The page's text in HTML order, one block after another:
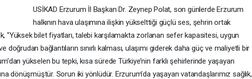
USİKAD Erzurum İl Başkan Dr. Zeynep Polat, son günlerde Erzurum
halkının hava ulaşımına ilişkin yükselttiği güçlü ses, şehrin ortak
"Yüksek bilet fiyatları, talebi karşılamakta zorlanan sefer kapasitesi, uygun
bağlantıların sınırlı kalması, ulaşımı giderek daha güç ve maliyetli bir
yükselen bu tepki, kısa sürede Türkiye’nin farklı şehirlerinde yaşayan
dönüşmüştür. Sorun iki yönlüdür. Erzurum’da yaşayan vatandaşlarımız sağlık,